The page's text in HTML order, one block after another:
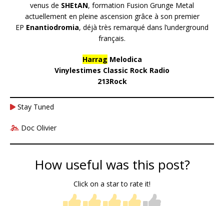
venus de SHEtAN, formation Fusion Grunge Metal
actuellement en pleine ascension grâce à son premier
EP Enantiodromia, déjà très remarqué dans l’underground
français.
Harrag Melodica
Vinylestimes Classic Rock Radio
213Rock
Stay Tuned
Doc Olivier
How useful was this post?
Click on a star to rate it!